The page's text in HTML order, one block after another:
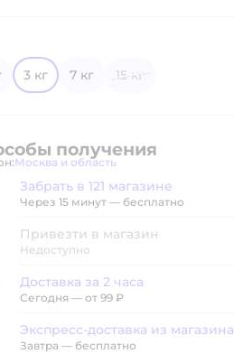
3 кг 7 кг 15 кг
получения
Выбор адреса доставки.
Москва и область
в магазине
Забрать в 121 магазине
Через 15 минут — бесплатно
Привезти в магазин
Недоступно
за 2 часа
Доставка за 2 часа
Сегодня — от 99 ₽
доставка из магазина
Экспресс-доставка из магазина
Завтра — бесплатно